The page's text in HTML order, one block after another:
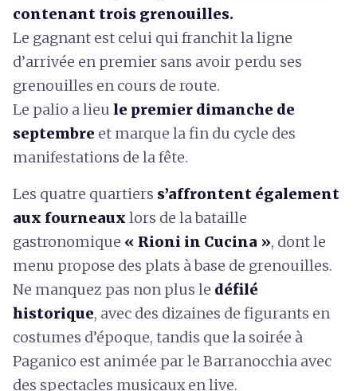
contenant trois grenouilles.
Le gagnant est celui qui franchit la ligne
d’arrivée en premier sans avoir perdu ses
grenouilles en cours de route.
Le palio a lieu le premier dimanche de
septembre et marque la fin du cycle des
manifestations de la fête.
Les quatre quartiers s’affrontent également
aux fourneaux lors de la bataille
gastronomique « Rioni in Cucina », dont le
menu propose des plats à base de grenouilles.
Ne manquez pas non plus le défilé
historique, avec des dizaines de figurants en
costumes d’époque, tandis que la soirée à
Paganico est animée par le Barranocchia avec
des spectacles musicaux en live.